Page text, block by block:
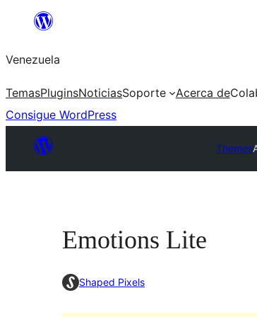
Saltar
contenido
Venezuela
TemasPluginsNoticiasSoporte Acerca de
Consigue WordPress
Themes
Emotions Lite
Shaped Pixels